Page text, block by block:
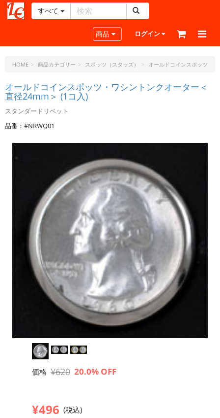
ー
ラ
ト・
ド
ッ
ト・
ジ
ピ
すべて
Toggle navigation
商品 ログイン
HOME 商品カテゴリー スポッツ（スタッズ） オールドコインスポッツ
オールドコインスポッツ・ワシントンクオーター＜
直径24mm＞ (1コ入)
スタンダードリベット
品番：#NRWQ01
価格 ¥620 20.0% OFF
¥496 (税込)